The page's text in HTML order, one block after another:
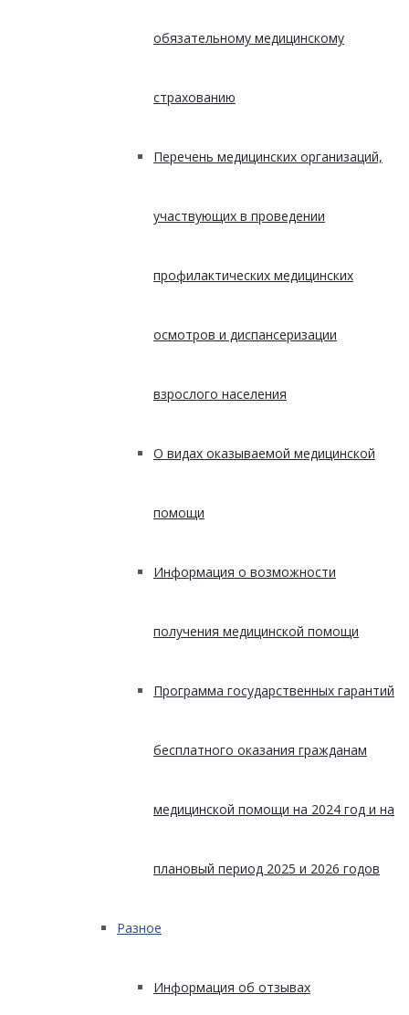
обязательному медицинскому
страхованию
Перечень медицинских организаций,
участвующих в проведении
профилактических медицинских
осмотров и диспансеризации
взрослого населения
О видах оказываемой медицинской
помощи
Информация о возможности
получения медицинской помощи
Программа государственных гарантий
бесплатного оказания гражданам
медицинской помощи на 2024 год и на
плановый период 2025 и 2026 годов
Разное
Информация об отзывах